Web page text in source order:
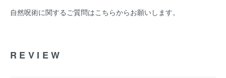
自然呪術に関するご質問はこちらからお願いします。
REVIEW